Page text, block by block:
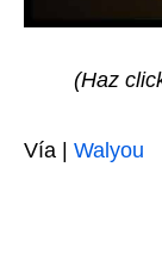
(Haz
Vía | Walyou